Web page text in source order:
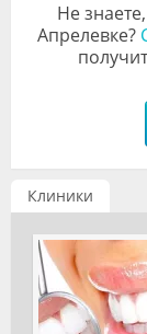
Галерея
Не
Апрелевке?
Клиники